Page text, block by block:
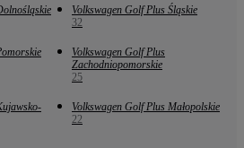
Volkswagen Golf Plus Śląskie
32
Volkswagen Golf Plus
Zachodniopomorskie
25
Volkswagen Golf Plus Małopolskie
22